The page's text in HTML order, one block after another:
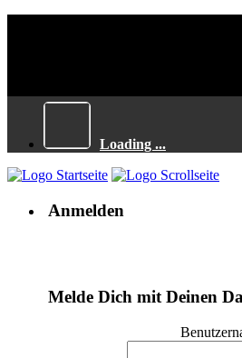
Loading ...
Anmelden
Melde Dich mit Deinen